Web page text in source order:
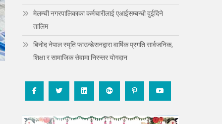
मेलम्ची नगरपालिकाका कर्मचारीलाई एआईसम्बन्धी दुईदिने
तालिम
बिनोद नेपाल स्मृति फाउन्डेसनद्वारा वार्षिक प्रगति सार्वजनिक,
शिक्षा र सामाजिक सेवामा निरन्तर योगदान